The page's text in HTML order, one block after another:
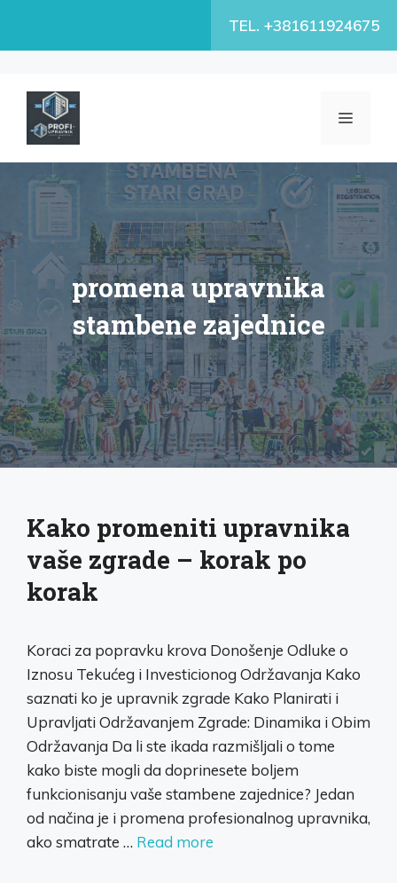
TEL. +381611924675
MENU
promena upravnika
stambene zajednice
Kako promeniti upravnika
vaše zgrade – korak po
korak
Koraci za popravku krova Donošenje Odluke o
Iznosu Tekućeg i Investicionog Održavanja Kako
saznati ko je upravnik zgrade Kako Planirati i
Upravljati Održavanjem Zgrade: Dinamika i Obim
Održavanja Da li ste ikada razmišljali o tome
kako biste mogli da doprinesete boljem
funkcionisanju vaše stambene zajednice? Jedan
od načina je i promena profesionalnog upravnika,
ako smatrate … Read more